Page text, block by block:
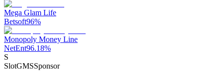
Mega Glam Life
Betsoft96%
Monopoly Money Line
NetEnt96.18%
S
SlotGMSSponsor